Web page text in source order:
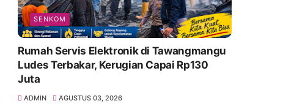
SENKOM
Rumah Servis Elektronik di Tawangmangu
Ludes Terbakar, Kerugian Capai Rp130
Juta
ADMIN AGUSTUS 03, 2026